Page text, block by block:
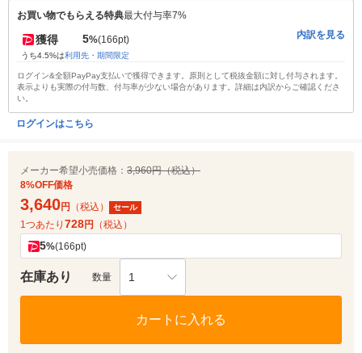
お買い物でもらえる特典最大付与率7%
獲得 5%(166pt)
うち4.5%は利用先・期間限定
内訳を見る
ログイン&全額PayPay支払いで獲得できます。原則として税抜金額に対し付与されます。
表示よりも実際の付与数、付与率が少ない場合があります。詳細は内訳からご確認くださ
い。
ログインはこちら
メーカー希望小売価格： 3,960円（税込）
8%OFF価格
3,640円 （税込） セール
1つあたり 728円 （税込）
5%(166pt)
在庫あり 数量 1
カートに入れる